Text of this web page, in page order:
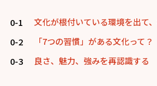
0-1 文化が根付いている環境を出て
0-2 「7つの習慣」がある文化って？
0-3 良さ、魅力、強みを再認識する